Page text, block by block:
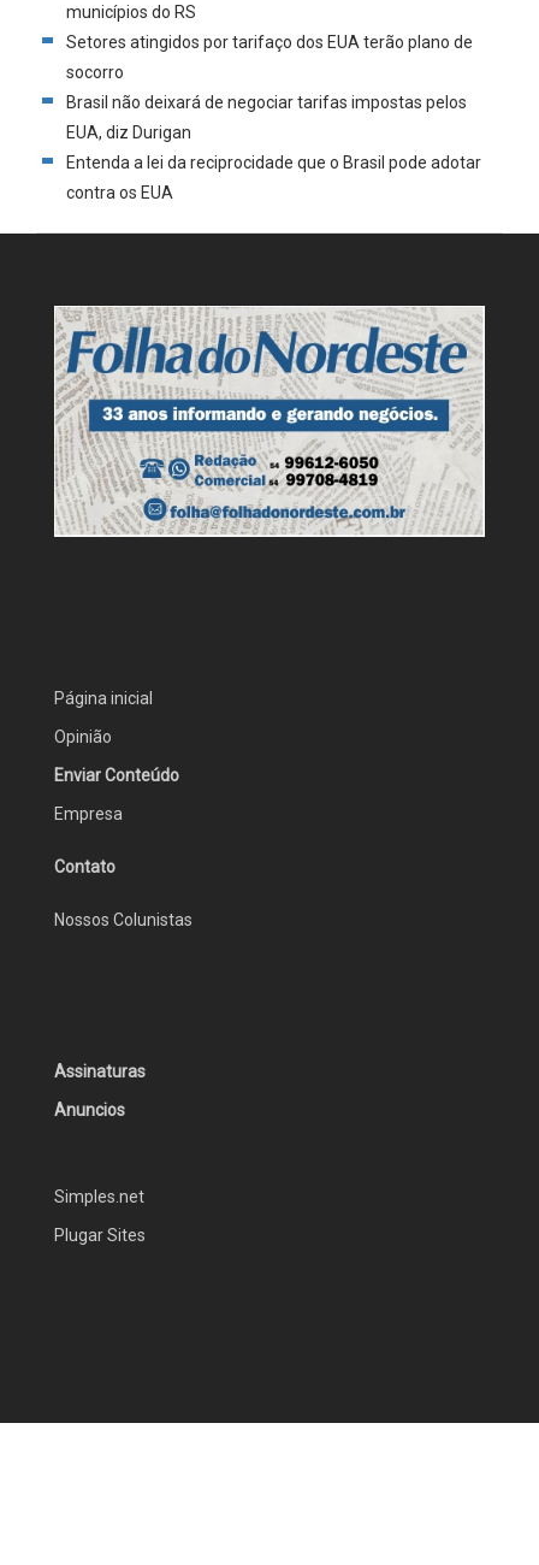
municípios do RS
Setores atingidos por tarifaço dos EUA terão plano de
socorro
Brasil não deixará de negociar tarifas impostas pelos
EUA, diz Durigan
Entenda a lei da reciprocidade que o Brasil pode adotar
contra os EUA
Página inicial
Opinião
Enviar Conteúdo
Empresa
Contato
Nossos Colunistas
Assinaturas
Anuncios
Simples.net
Plugar Sites